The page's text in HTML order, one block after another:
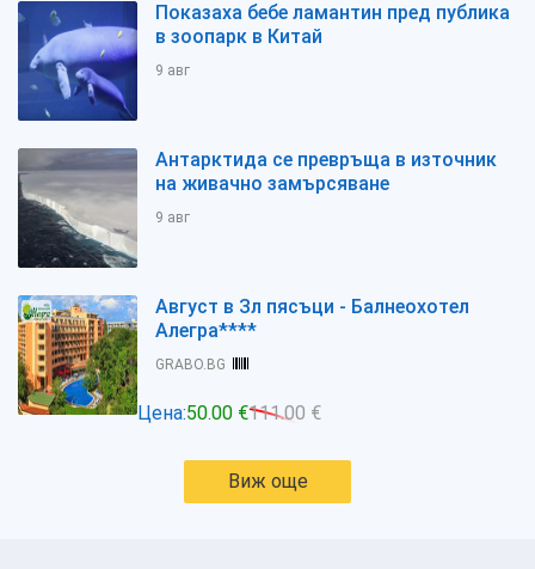
Показаха бебе ламантин пред публика
в зоопарк в Китай
9 авг
Антарктида се превръща в източник
на живачно замърсяване
9 авг
Август в Зл пясъци - Балнеохотел
Алегра****
GRABO.BG
Цена:50.00 €111.00 €
Виж още